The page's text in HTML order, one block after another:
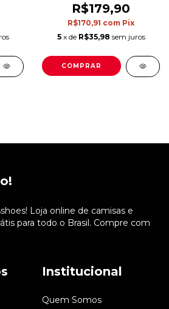
R$179,90
R$170,91 com Pix
5 x de R$35,98 sem juros
COMPRAR
Loja online de camisas e
para todo o Brasil. Compre com
Institucional
Quem Somos